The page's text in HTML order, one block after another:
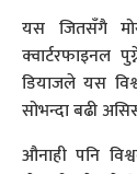
यस जितसँगै
क्वार्टरफाइनल
डियाजले यस
सोभन्दा बढी
औनाही पनि